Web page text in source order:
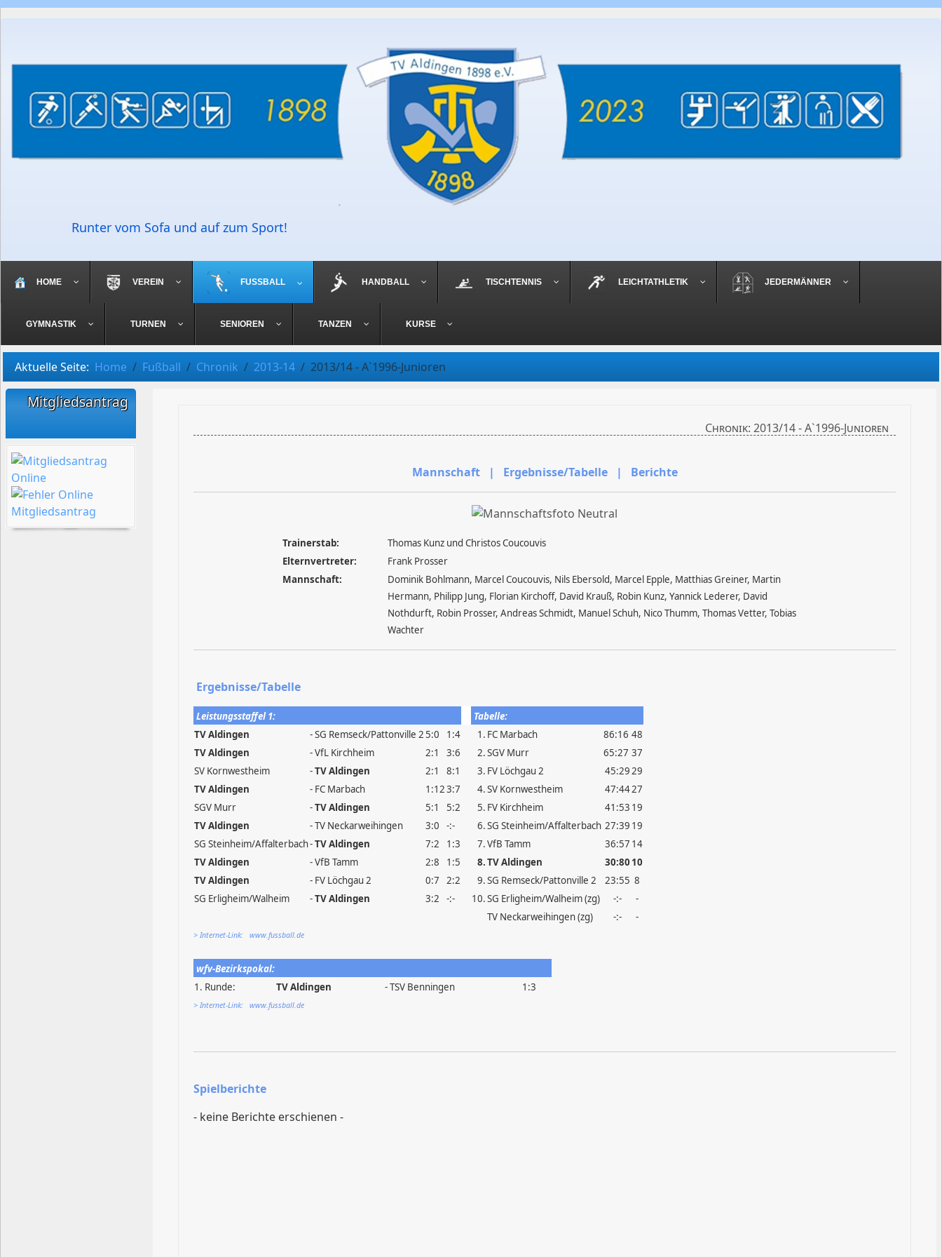
Runter vom Sofa und auf zum Sport!
HOME VEREIN FUSSBALL HANDBALL TISCHTENNIS LEICHTATHLETIK JEDERMÄNNER
GYMNASTIK TURNEN SENIOREN TANZEN KURSE
Aktuelle Seite: Home Fußball Chronik 2013-14 2013/14 - A`1996-Junioren
Mitgliedsantrag
Chronik: 2013/14 - A`1996-Junioren
Mannschaft | Ergebnisse/Tabelle | Berichte
Trainerstab:
Thomas Kunz und Christos Coucouvis
Elternvertreter:
Frank Prosser
Mannschaft:
Dominik Bohlmann, Marcel Coucouvis, Nils Ebersold, Marcel Epple, Matthias Greiner, Martin
Hermann, Philipp Jung, Florian Kirchoff, David Krauß, Robin Kunz, Yannick Lederer, David
Nothdurft, Robin Prosser, Andreas Schmidt, Manuel Schuh, Nico Thumm, Thomas Vetter, Tobias
Wachter
Ergebnisse/Tabelle
Leistungsstaffel 1:
Tabelle:
TV Aldingen
- SG Remseck/Pattonville 25:0 1:4 1. FC Marbach 86:16 48
TV Aldingen
- VfL Kirchheim 2:1 3:6 2.SGV Murr 65:27 37
SV Kornwestheim
-TV Aldingen 2:1 8:1 3. FV Löchgau 2 45:2929
TV Aldingen
- FC Marbach 1:123:7 4.SV Kornwestheim 47:4427
SGV Murr
-TV Aldingen 5:1 5:2 5. FV Kirchheim 41:53 19
TV Aldingen
- TV Neckarweihingen 3:0 -:- 6.SG Steinheim/Affalterbach 27:39 19
SG Steinheim/Affalterbach-TV Aldingen 7:2 1:3 7.VfB Tamm 36:57 14
TV Aldingen
- VfB Tamm 2:8 1:5 8.TV Aldingen 30:80 10
TV Aldingen
- FV Löchgau 2 0:7 2:2 9.SG Remseck/Pattonville 2 23:55 8
SG Erligheim/Walheim
-TV Aldingen 3:2 -:- 10.SG Erligheim/Walheim (zg) -:-
-
TV Neckarweihingen (zg)
-:- -
> Internet-Link: www.fussball.de
wfv-Bezirkspokal:
1. Runde:
TV Aldingen - TSV Benningen 1:3
> Internet-Link: www.fussball.de
Spielberichte
- keine Berichte erschienen -